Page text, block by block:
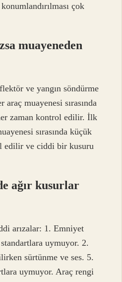
çok
muayeneden
ve yangın söndürme
araç muayenesi sırasında
zaman kontrol edilir. İlk
sırasında küçük
edilir ve ciddi bir kusuru
ağır kusurlar
arızalar: 1. Emniyet
uymuyor. 2.
sürtünme ve ses. 5.
uymuyor. Araç rengi